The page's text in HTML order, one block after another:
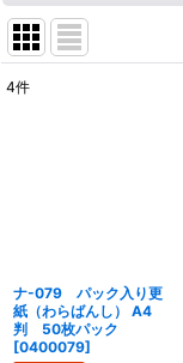
4件
ナ-079 パック入り更
紙（わらばんし） A4
判 50枚パック
[0400079]